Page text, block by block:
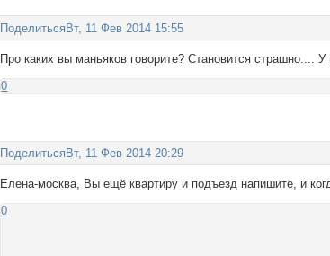
ПоделитьсяВт, 11 Фев 2014 15:55
Про каких вы маньяков говорите? Становится страшно....
0
Поделиться Вт, 11 Фев 2014 20:29
Елена-москва, Вы ещё квартиру и подъезд напишите, и
0